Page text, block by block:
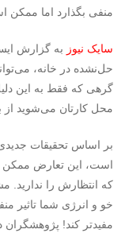
منفی بگذارد اما ممکن
سایک نیوز به گزارش
حل‌نشده در خانه،
گرهی که فقط به این
محل کارتان می‌شوید از
بر اساس تحقیقات
است، این تعارض ممکن
که انتظارش را
خو و انرژی شما تاثیر
مفیدتر کند! پژوهشگران